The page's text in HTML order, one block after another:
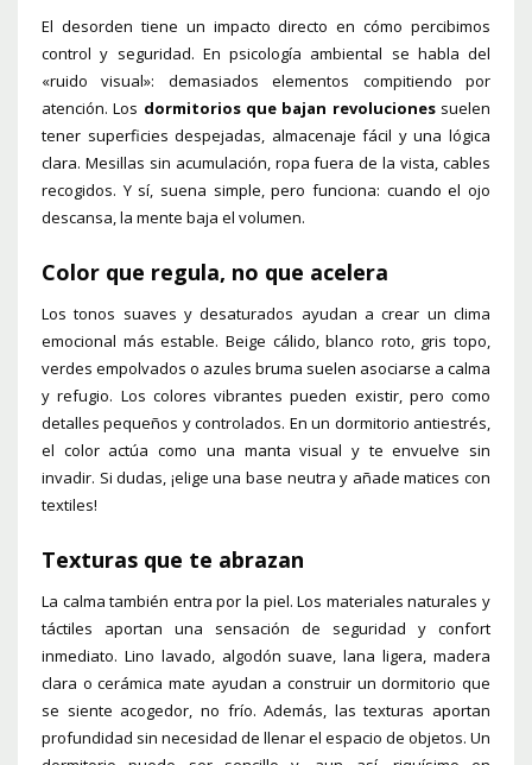
El desorden tiene un impacto directo en cómo percibimos
control y seguridad. En psicología ambiental se habla del
«ruido visual»: demasiados elementos compitiendo por
atención. Los dormitorios que bajan revolucionessuelen
tener superficies despejadas, almacenaje fácil y una lógica
clara. Mesillas sin acumulación, ropa fuera de la vista, cables
recogidos. Y sí, suena simple, pero funciona: cuando el ojo
descansa, la mente baja el volumen.
Color que regula, no que acelera
Los tonos suaves y desaturados ayudan a crear un clima
emocional más estable. Beige cálido, blanco roto, gris topo,
verdes empolvados o azules bruma suelen asociarse a calma
y refugio. Los colores vibrantes pueden existir, pero como
detalles pequeños y controlados. En un dormitorio antiestrés,
el color actúa como una manta visual y te envuelve sin
invadir. Si dudas, ¡elige una base neutra y añade matices con
textiles!
Texturas que te abrazan
La calma también entra por la piel. Los materiales naturales y
táctiles aportan una sensación de seguridad y confort
inmediato. Lino lavado, algodón suave, lana ligera, madera
clara o cerámica mate ayudan a construir un dormitorio que
se siente acogedor, no frío. Además, las texturas aportan
profundidad sin necesidad de llenar el espacio de objetos. Un